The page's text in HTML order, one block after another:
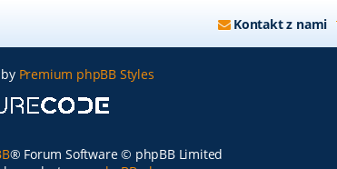
Kontakt z nami
Premium phpBB Styles
® Forum Software © phpBB Limited